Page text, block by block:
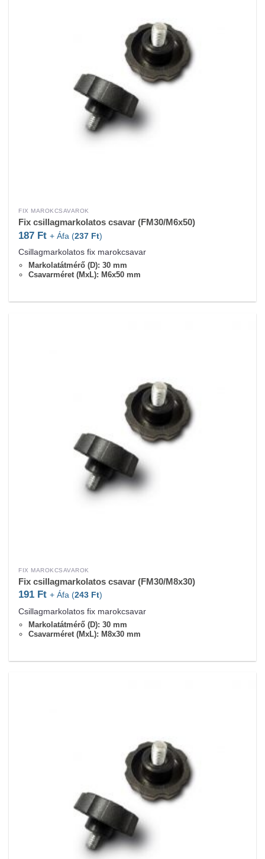
FIX MAROKCSAVAROK
Fix csillagmarkolatos csavar (FM30/M6x50)
187 Ft + Áfa (237 Ft)
Csillagmarkolatos fix marokcsavar
Markolatátmérő (D): 30 mm
Csavarméret (MxL): M6x50 mm
FIX MAROKCSAVAROK
Fix csillagmarkolatos csavar (FM30/M8x30)
191 Ft + Áfa (243 Ft)
Csillagmarkolatos fix marokcsavar
Markolatátmérő (D): 30 mm
Csavarméret (MxL): M8x30 mm